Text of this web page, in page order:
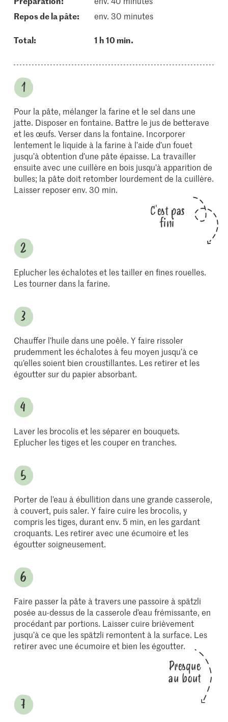
repos de la pâte:
env. 30 minutes
Total: 1 h 10 min.
Pour la pâte, mélanger la farine et le sel dans une
jatte. Disposer en fontaine. Battre le jus de betterave
et les œufs. Verser dans la fontaine. Incorporer
lentement le liquide à la farine à l’aide d’un fouet
jusqu’à obtention d’une pâte épaisse. La travailler
ensuite avec une cuillère en bois jusqu’à apparition de
bulles; la pâte doit retomber lourdement de la cuillère.
Laisser reposer env. 30 min.
C'est pas
fini
Eplucher les échalotes et les tailler en fines rouelles.
Les tourner dans la farine.
Chauffer l’huile dans une poêle. Y faire rissoler
prudemment les échalotes à feu moyen jusqu’à ce
qu’elles soient bien croustillantes. Les retirer et les
égoutter sur du papier absorbant.
Laver les brocolis et les séparer en bouquets.
Eplucher les tiges et les couper en tranches.
Porter de l’eau à ébullition dans une grande casserole,
à couvert, puis saler. Y faire cuire les brocolis, y
compris les tiges, durant env. 5 min, en les gardant
croquants. Les retirer avec une écumoire et les
égoutter soigneusement.
Faire passer la pâte à travers une passoire à spätzli
posée au-dessus de la casserole d’eau frémissante, en
procédant par portions. Laisser cuire brièvement
jusqu’à ce que les spätzli remontent à la surface. Les
retirer avec une écumoire et bien les égoutter.
Presque
au bout